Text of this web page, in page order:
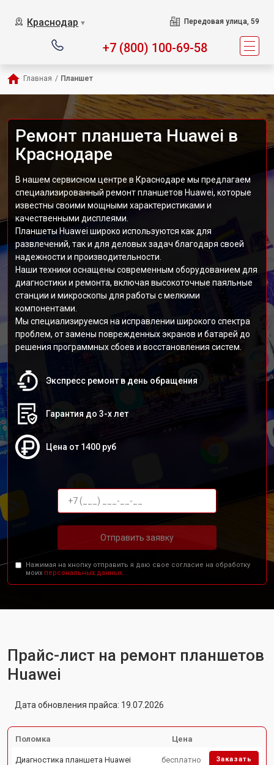
Краснодар ▼ Передовая улица, 59
+7 (800) 100-69-58
Главная / Планшет
Ремонт планшета Huawei в
Краснодаре
В нашем сервисном центре в Краснодаре мы предлагаем
специализированный ремонт планшетов Huawei, которые
известны своими мощными характеристиками и
качественными дисплеями.
Планшеты Huawei широко используются как для
развлечений, так и для деловых задач благодаря своей
надежности и производительности.
Наши техники оснащены современным оборудованием для
диагностики и ремонта, включая высокоточные паяльные
станции и микроскопы для работы с мелкими
компонентами.
Мы специализируемся на исправлении широкого спектра
проблем, от замены поврежденных экранов и батарей до
решения программных сбоев и восстановления систем.
Экспресс ремонт в день обращения
Гарантия до 3-х лет
Цена от 1400 руб
Отправить заявку
Нажимая на кнопку отправить я даю свое согласие на обработку
моих персональных данных.
Прайс-лист на ремонт планшетов
Huawei
Дата обновления прайса: 19.07.2026
Поломка Цена
Диагностика планшета Huawei бесплатно Заказать